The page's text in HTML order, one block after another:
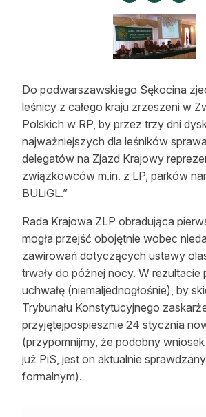
Strefa eksperta
Leśnik na zakupach
Z zagranicy
Edukacja
Lasy prywatne
O nas
100 lat „Lasu Polskiego”
Prenumerata
Reklama
Zostań autorem
Archiwum
Do podwarszawskiego Sękocina
leśnicy z całego kraju zrzeszeni w
Polskich w RP, by przez trzy dni
najważniejszych dla leśników
delegatów na Zjazd Krajowy
związkowców m.in. z LP, parków
BULiGL.”
Rada Krajowa ZLP obradująca
mogła przejść obojętnie wobec
zawirowań dotyczących ustawy
trwały do późnej nocy. W rezultacie
uchwałę (niemaljednogłośnie), by
Trybunału Konstytucyjnego
przyjętejpospiesznie 24 stycznia
(przypomnijmy, że podobny wniosek
już PiS, jest on aktualnie
formalnym).